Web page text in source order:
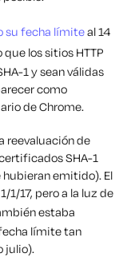
su fecha límiteal 14
los sitios HTTP
1 y sean válidas
como
de Chrome.
reevaluación de
SHA-1
emitido). El
1/17, pero a la luz de
estaba
límite tan
julio).